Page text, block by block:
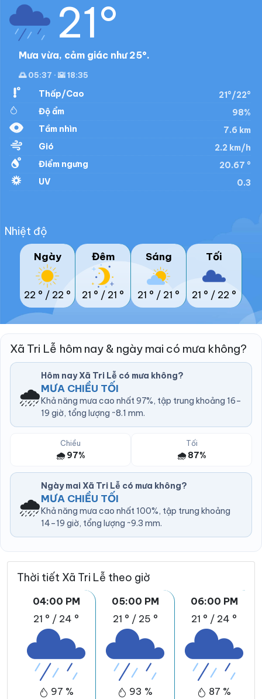
21°
Mưa vừa, cảm giác như 25°.
🌅 05:37 · 🌇 18:35
Thấp/Cao
21°/22°
Độ ẩm
98%
Tầm nhìn
7.6 km
Gió
2.2 km/h
Điểm ngưng
20.67 °
UV
0.3
Nhiệt độ
Ngày
22 ° / 22 °
Đêm
21 ° / 21 °
Sáng
21 ° / 21 °
Tối
21 ° / 22 °
Xã Tri Lễ hôm nay & ngày mai có mưa không?
🌧️
Hôm nay Xã Tri Lễ có mưa không?
MƯA CHIỀU TỐI
Khả năng mưa cao nhất 97%, tập trung khoảng 16–
19 giờ, tổng lượng ~8.1 mm.
Chiều
🌧️ 97%
Tối
🌧️ 87%
🌧️
Ngày mai Xã Tri Lễ có mưa không?
MƯA CHIỀU TỐI
Khả năng mưa cao nhất 100%, tập trung khoảng
14–19 giờ, tổng lượng ~9.3 mm.
Thời tiết Xã Tri Lễ theo giờ
04:00 PM
21 ° / 24 °
97 %
05:00 PM
21 ° / 25 °
93 %
06:00 PM
21 ° / 24 °
87 %